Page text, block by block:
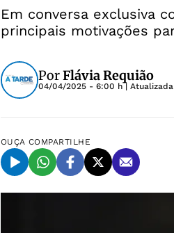
Em conversa exclusiva
principais motivações
PorFlávia Requião
04/04/2025 - 6:00 h|
OUÇA COMPARTILHE